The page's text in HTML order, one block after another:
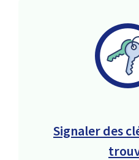
Signaler des